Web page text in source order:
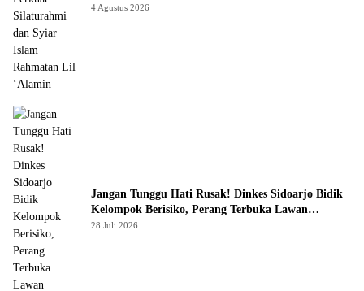
Rahmatan Lil ‘Alamin
4 Agustus 2026
Jangan Tunggu Hati Rusak! Dinkes Sidoarjo Bidik
Kelompok Berisiko, Perang Terbuka Lawan
Hepatitis
28 Juli 2026